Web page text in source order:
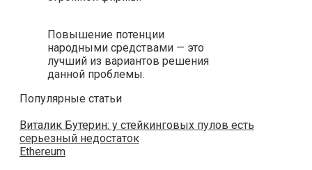
Повышение потенции
народными средствами — это
лучший из вариантов решения
данной проблемы.
Популярные статьи
Виталик Бутерин: у стейкинговых пулов есть
серьезный недостаток
Ethereum